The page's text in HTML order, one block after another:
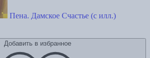
Пена. Дамское Счастье (с илл.)
Добавить в избранное